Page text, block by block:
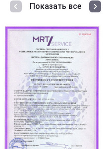
Показать все